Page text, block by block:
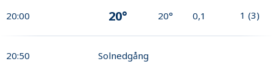
20:00 20° 20° 0,1 1 (3)
20:50 Solnedgång